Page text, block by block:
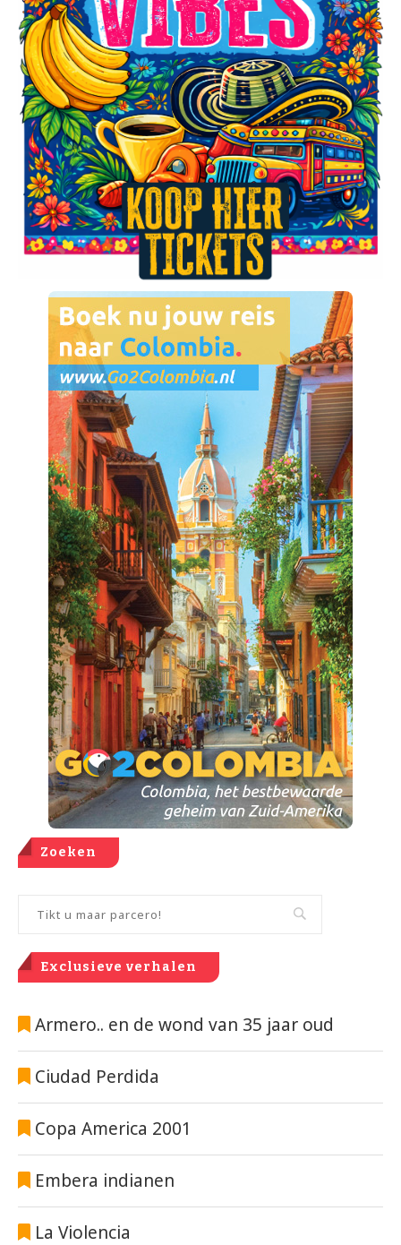
Zoeken
Exclusieve verhalen
Armero.. en de wond van 35 jaar oud
Ciudad Perdida
Copa America 2001
Embera indianen
La Violencia